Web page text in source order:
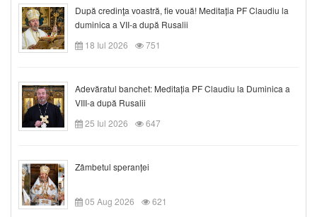
După credinţa voastră, fie vouă! Meditația PF Claudiu la
duminica a VII-a după Rusalii
18 Iul 2026
751
Adevăratul banchet: Meditația PF Claudiu la Duminica a
VIII-a după Rusalii
25 Iul 2026
647
Zâmbetul speranței
05 Aug 2026 621